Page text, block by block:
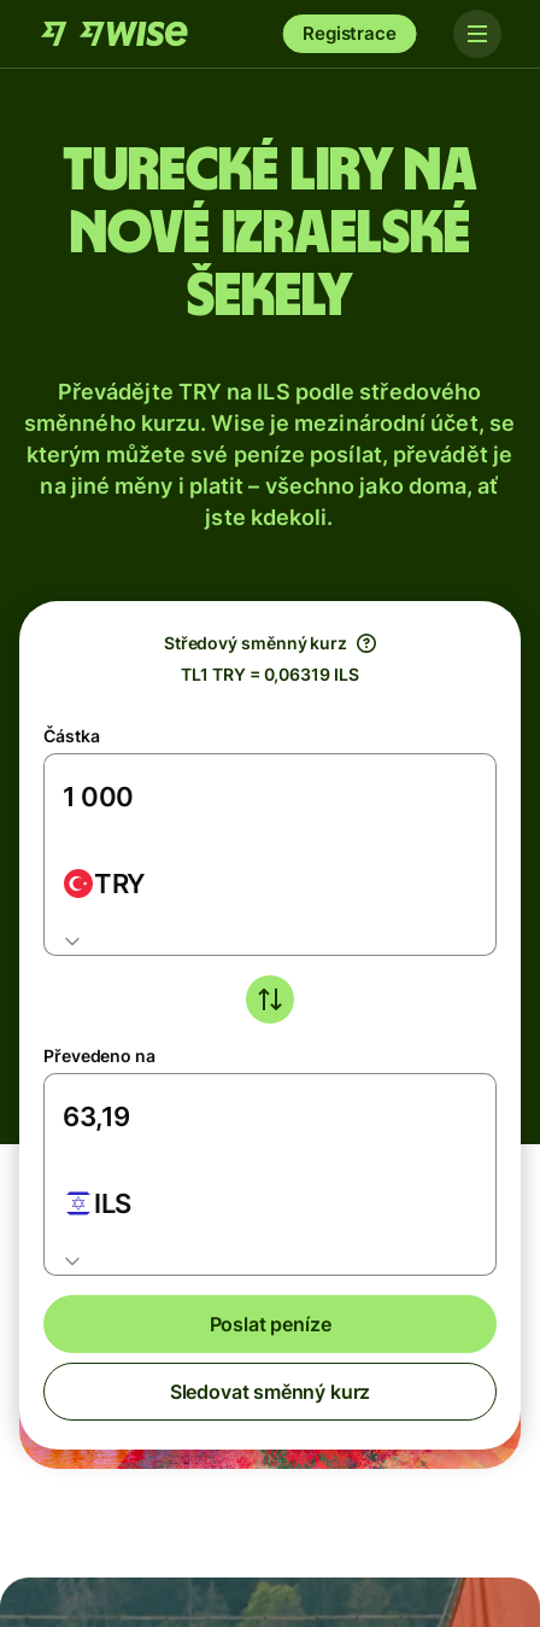
Registrace
Turecké liry na
nové izraelské
šekely
Převádějte TRY na ILS podle středového
směnného kurzu. Wise je mezinárodní účet, se
kterým můžete své peníze posílat, převádět je
na jiné měny i platit – všechno jako doma, ať
jste kdekoli.
Středový směnný kurz
TL1 TRY = 0,06319 ILS
Částka
TRY
Převedeno na
ILS
Poslat peníze
Sledovat směnný kurz